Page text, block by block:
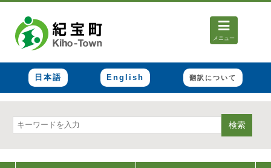
メニュー
日本語 English 翻訳について
検索